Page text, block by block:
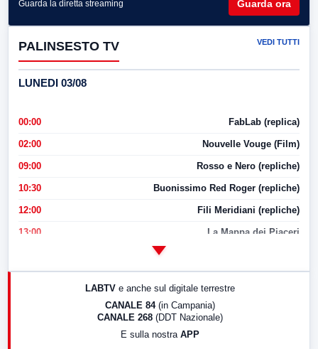
Guarda la diretta streaming Guarda ora
PALINSESTO TV VEDI TUTTI
LUNEDI 03/08
00:00 FabLab (replica)
02:00 Nouvelle Vouge (Film)
09:00 Rosso e Nero (repliche)
10:30 Buonissimo Red Roger (repliche)
12:00 Fili Meridiani (repliche)
13:00 La Mappa dei Piaceri
LABTV e anche sul digitale terrestre
CANALE 84 (in Campania)
CANALE 268 (DDT Nazionale)
E sulla nostra APP